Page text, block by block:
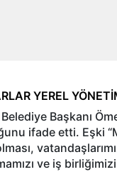
YEREL
Başkanı
ifade etti. Eşki
ve iş